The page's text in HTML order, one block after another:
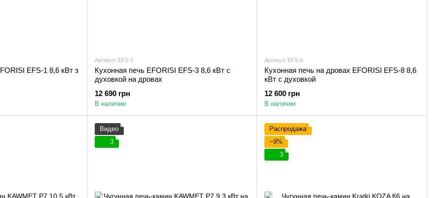
EFS-1 8,6 кВт з
Артикул: EFS-3
Кухонная печь EFORISI EFS-3 8,6 кВт с
духовкой на дровах
12 690 грн
В наличии
Артикул: EFS-8
Кухонная печь на дровах EFORISI EFS-8 8,6
кВт с духовкой
12 600 грн
В наличии
Видео
3
Распродажа
−9%
3